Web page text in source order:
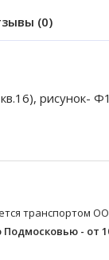
(0)
рисунок-
транспортом
Подмосковью - от